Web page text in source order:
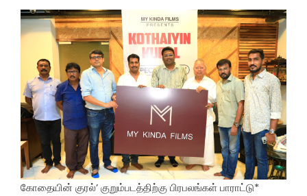
கோதையின் குரல்’ குறும்படத்திற்கு பிரபலங்கள் பாராட்டு*